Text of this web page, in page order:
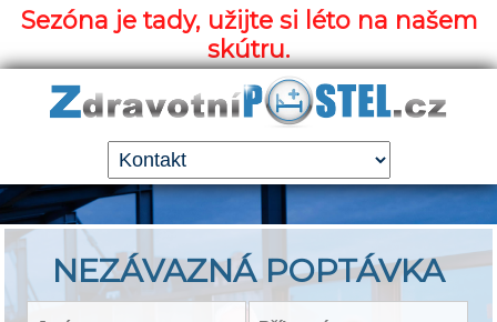
Sezóna je tady, užijte si léto na našem
skútru.
NEZÁVAZNÁ POPTÁVKA